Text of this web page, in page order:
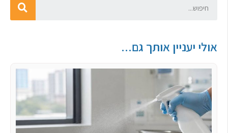
אולי יעניין אותך גם...